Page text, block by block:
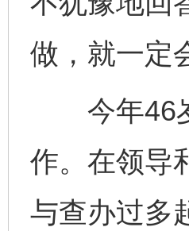
做，就一定
今年46岁
作。在领导
与查办过多